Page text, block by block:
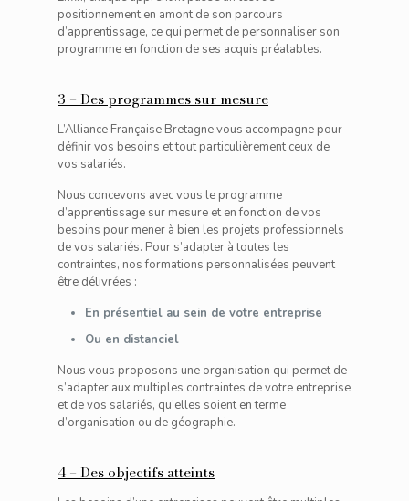
positionnement en amont de son parcours
d’apprentissage, ce qui permet de personnaliser son
programme en fonction de ses acquis préalables.
3 – Des programmes sur mesure
L’Alliance Française Bretagne vous accompagne pour
définir vos besoins et tout particulièrement ceux de
vos salariés.
Nous concevons avec vous le programme
d’apprentissage sur mesure et en fonction de vos
besoins pour mener à bien les projets professionnels
de vos salariés. Pour s’adapter à toutes les
contraintes, nos formations personnalisées peuvent
être délivrées :
En présentiel au sein de votre entreprise
Ou en distanciel
Nous vous proposons une organisation qui permet de
s’adapter aux multiples contraintes de votre entreprise
et de vos salariés, qu’elles soient en terme
d’organisation ou de géographie.
4 – Des objectifs atteints